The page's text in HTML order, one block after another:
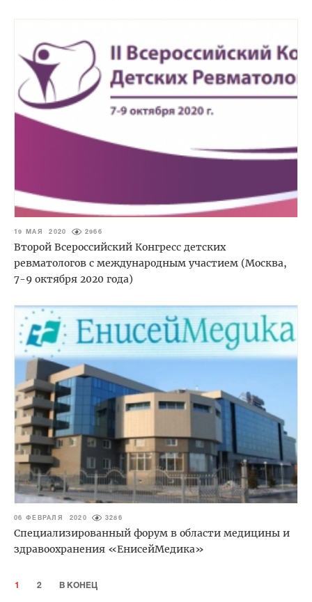
19 МАЯ 2020 2966
Второй Всероссийский Конгресс детских
ревматологов с международным участием (Москва,
7-9 октября 2020 года)
06 ФЕВРАЛЯ 2020 3286
Специализированный форум в области медицины и
здравоохранения «ЕнисейМедика»
1 2 В КОНЕЦ